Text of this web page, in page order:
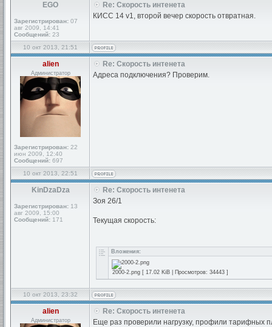
EGO
Зарегистрирован: 07
авг 2009, 14:41
Сообщений: 23
Re: Скорость интенета
КИСС 14 v1, второй вечер скорость отвратная.
10 окт 2013, 21:51
alien
Администратор
Зарегистрирован: 22
июн 2009, 12:40
Сообщений: 697
Re: Скорость интенета
Адреса подключения? Проверим.
10 окт 2013, 22:51
KinDzaDza
Зарегистрирован: 13
авг 2009, 15:00
Сообщений: 171
Re: Скорость интенета
Зоя 26/1
Текущая скорость:
Вложения:
2000-2.png [ 17.02 KiB | Просмотров: 34443 ]
10 окт 2013, 23:32
alien
Администратор
Re: Скорость интенета
Еще раз проверили нагрузку, профили тарифных